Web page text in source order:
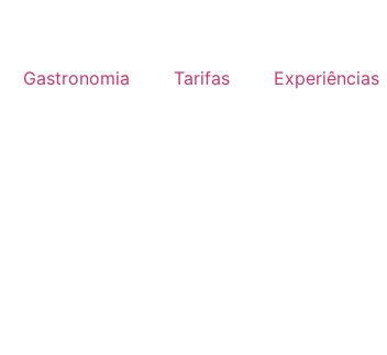
Gastronomia Tarifas Experiências